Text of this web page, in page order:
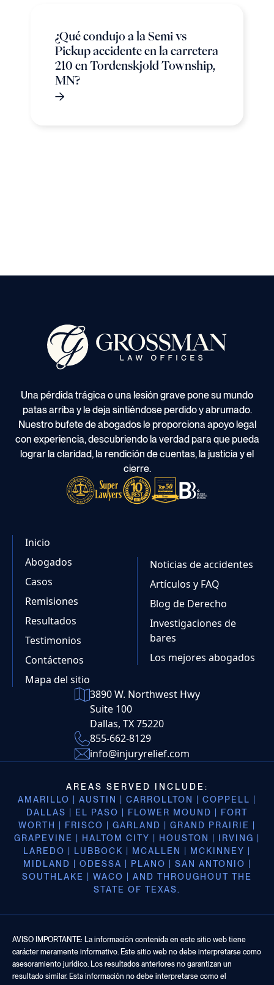
¿Qué condujo a la Semi vs
Pickup accidente en la carretera
210 en Tordenskjold Township,
MN?
Una pérdida trágica o una lesión grave pone su mundo
patas arriba y le deja sintiéndose perdido y abrumado.
Nuestro bufete de abogados le proporciona apoyo legal
con experiencia, descubriendo la verdad para que pueda
lograr la claridad, la rendición de cuentas, la justicia y el
cierre.
Inicio
Abogados
Casos
Remisiones
Resultados
Testimonios
Contáctenos
Mapa del sitio
Noticias de accidentes
Artículos y FAQ
Blog de Derecho
Investigaciones de
bares
Los mejores abogados
3890 W. Northwest Hwy
Suite 100
Dallas, TX 75220
855-662-8129
info@injuryrelief.com
AREAS SERVED INCLUDE:
AMARILLO | AUSTIN | CARROLLTON | COPPELL |
DALLAS | EL PASO | FLOWER MOUND | FORT
WORTH | FRISCO | GARLAND | GRAND PRAIRIE |
GRAPEVINE | HALTOM CITY | HOUSTON | IRVING |
LAREDO | LUBBOCK | MCALLEN | MCKINNEY |
MIDLAND | ODESSA | PLANO | SAN ANTONIO |
SOUTHLAKE | WACO | AND THROUGHOUT THE
STATE OF TEXAS.
AVISO IMPORTANTE: La información contenida en este sitio web tiene
carácter meramente informativo. Este sitio web no debe interpretarse como
asesoramiento jurídico. Los resultados anteriores no garantizan un
resultado similar. Esta información no debe interpretarse como el